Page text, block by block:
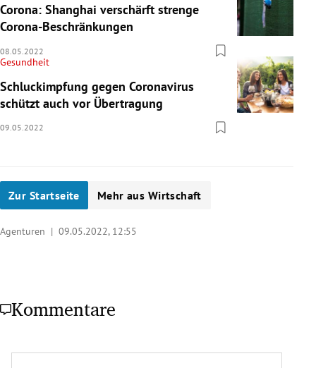
Corona: Shanghai verschärft strenge
Corona-Beschränkungen
08.05.2022
Gesundheit
Schluckimpfung gegen Coronavirus
schützt auch vor Übertragung
09.05.2022
Zur Startseite Mehr aus Wirtschaft
Agenturen | 09.05.2022, 12:55
Kommentare